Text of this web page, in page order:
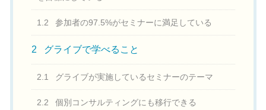
1.2 参加者の97.5%がセミナーに満足している
2 グライブで学べること
2.1 グライブが実施しているセミナーのテーマ
2.2 個別コンサルティングにも移行できる